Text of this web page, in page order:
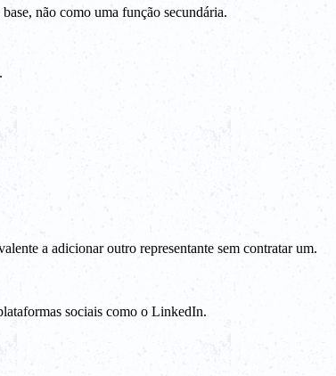
não como uma função secundária.
a adicionar outro representante sem contratar um.
sociais como o LinkedIn.